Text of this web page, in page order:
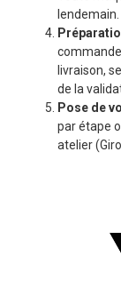
lendemain.
livraison,
de la
Pose de
par étape
atelier